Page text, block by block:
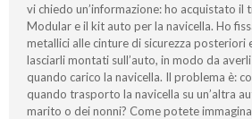
vi chiedo un’informazione: ho acquistato il
Modular e il kit auto per la navicella. Ho
metallici alle cinture di sicurezza posteriori
lasciarli montati sull’auto, in modo da
quando carico la navicella. Il problema è:
quando trasporto la navicella su un’altra
marito o dei nonni? Come potete